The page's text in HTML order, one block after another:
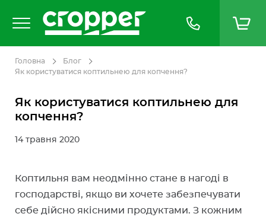
Головна
Блог
Як користуватися коптильнею для копчення?
Як користуватися коптильнею для
копчення?
14 травня 2020
Коптильня вам неодмінно стане в нагоді в
господарстві, якщо ви хочете забезпечувати
себе дійсно якісними продуктами. З кожним